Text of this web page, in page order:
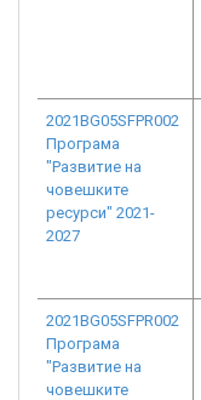
2021BG05SFPR002
Програма
"Развитие на
човешките
ресурси" 2021-
2027
2021BG05SFPR002
Програма
"Развитие на
човешките